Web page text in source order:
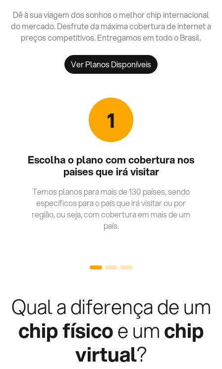
Dê à sua viagem dos sonhos o melhor chip internacional
do mercado. Desfrute da máxima cobertura de internet a
preços competitivos. Entregamos em todo o Brasil.
Ver Planos Disponíveis
1
Escolha o plano com cobertura nos
paises que irá visitar
Temos planos para mais de 130 países, sendo
específicos para o país que irá visitar ou por
região, ou seja, com cobertura em mais de um
país.
Qual a diferença de um
chip físicoe umchip
virtual?